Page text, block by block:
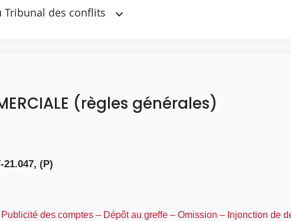
Tribunal des conflits
(règles générales)
21.047, (P)
des comptes – Dépôt au greffe – Omission – Injonction de